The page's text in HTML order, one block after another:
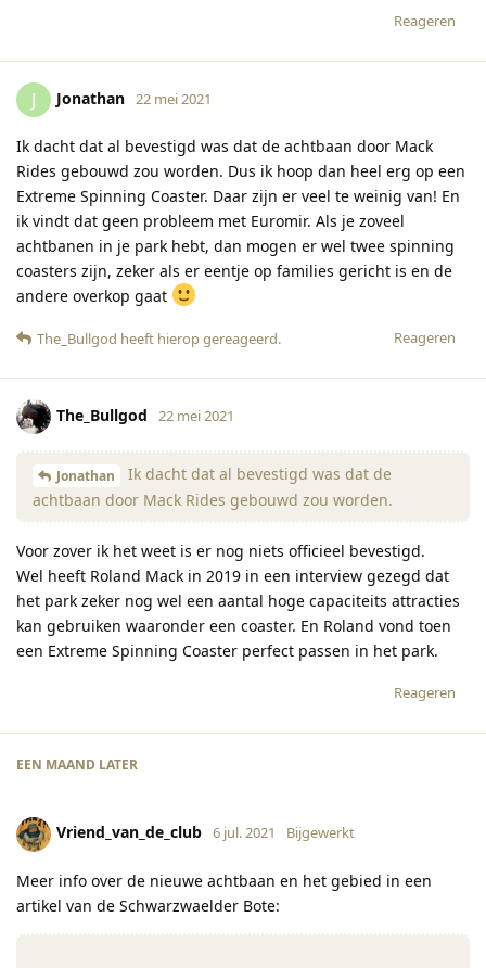
Reageren
J Jonathan 22 mei 2021
Ik dacht dat al bevestigd was dat de achtbaan door Mack
Rides gebouwd zou worden. Dus ik hoop dan heel erg op een
Extreme Spinning Coaster. Daar zijn er veel te weinig van! En
ik vindt dat geen probleem met Euromir. Als je zoveel
achtbanen in je park hebt, dan mogen er wel twee spinning
coasters zijn, zeker als er eentje op families gericht is en de
andere overkop gaat
Reageren
The_Bullgod heeft hierop gereageerd.
The_Bullgod 22 mei 2021
Jonathan
Ik dacht dat al bevestigd was dat de
achtbaan door Mack Rides gebouwd zou worden.
Voor zover ik het weet is er nog niets officieel bevestigd.
Wel heeft Roland Mack in 2019 in een interview gezegd dat
het park zeker nog wel een aantal hoge capaciteits attracties
kan gebruiken waaronder een coaster. En Roland vond toen
een Extreme Spinning Coaster perfect passen in het park.
Reageren
EEN MAAND LATER
Vriend_van_de_club 6 jul. 2021 Bijgewerkt
Meer info over de nieuwe achtbaan en het gebied in een
artikel van de Schwarzwaelder Bote: